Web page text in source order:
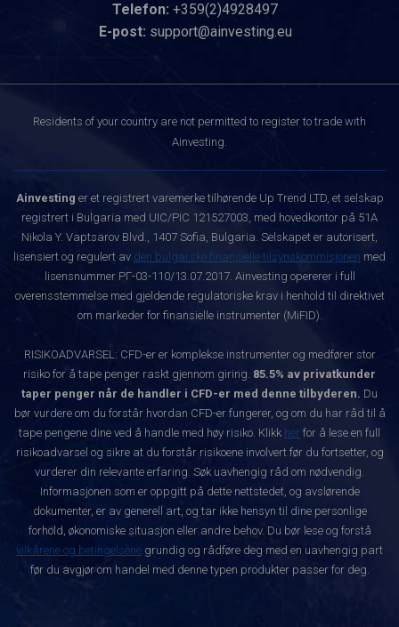
Telefon: +359(2)4928497
E-post: support@ainvesting.eu
Residents of your country are not permitted to register to trade with
Ainvesting.
Ainvesting er et registrert varemerke tilhørende Up Trend LTD, et selskap
registrert i Bulgaria med UIC/PIC 121527003, med hovedkontor på 51A
Nikola Y. Vaptsarov Blvd., 1407 Sofia, Bulgaria. Selskapet er autorisert,
lisensiert og regulert av den bulgarske finansielle tilsynskommisjonen med
lisensnummer РГ-03-110/13.07.2017. Ainvesting opererer i full
overensstemmelse med gjeldende regulatoriske krav i henhold til direktivet
om markeder for finansielle instrumenter (MiFID).
RISIKOADVARSEL: CFD-er er komplekse instrumenter og medfører stor
risiko for å tape penger raskt gjennom giring. 85.5% av privatkunder
taper penger når de handler i CFD-er med denne tilbyderen. Du
bør vurdere om du forstår hvordan CFD-er fungerer, og om du har råd til å
tape pengene dine ved å handle med høy risiko. Klikk her for å lese en full
risikoadvarsel og sikre at du forstår risikoene involvert før du fortsetter, og
vurderer din relevante erfaring. Søk uavhengig råd om nødvendig.
Informasjonen som er oppgitt på dette nettstedet, og avslørende
dokumenter, er av generell art, og tar ikke hensyn til dine personlige
forhold, økonomiske situasjon eller andre behov. Du bør lese og forstå
vilkårene og betingelsene grundig og rådføre deg med en uavhengig part
før du avgjør om handel med denne typen produkter passer for deg.